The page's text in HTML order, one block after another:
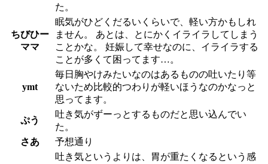
た。
ちびひー
ママ
眠気がひどくだるいくらいで、軽い方かもしれ
ません。 あとは、とにかくイライラしてしまう
ことかな。 妊娠して幸せなのに、イライラする
ことが多くて困ってます…。
ymt
毎日胸やけみたいなのはあるものの吐いたり等
ないため比較的つわりが軽いほうなのかなっと
思ってます。
ぷう
吐き気がずーっとするものだと思い込んでい
た。
さあ
予想通り
吐き気というよりは、胃が重たくなるという感